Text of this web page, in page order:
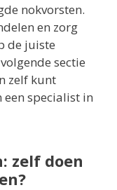
nokvorsten.
en zorg
de juiste
sectie
zelf kunt
specialist in
zelf doen